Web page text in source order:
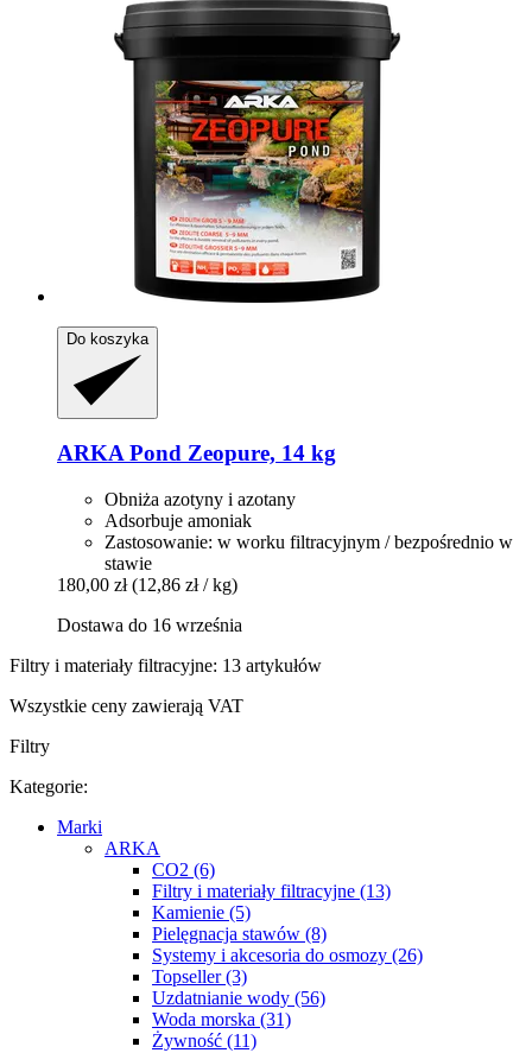
Do koszyka
ARKAPond Zeopure, 14 kg
Obniża azotyny i azotany
Adsorbuje amoniak
Zastosowanie: w worku filtracyjnym / bezpośrednio w
stawie
180,00 zł (12,86 zł / kg)
Dostawa do 16 września
Filtry i materiały filtracyjne: 13 artykułów
Wszystkie ceny zawierają VAT
Filtry
Kategorie:
Marki
ARKA
CO2 (6)
Filtry i materiały filtracyjne (13)
Kamienie (5)
Pielęgnacja stawów (8)
Systemy i akcesoria do osmozy (26)
Topseller (3)
Uzdatnianie wody (56)
Woda morska (31)
Żywność (11)